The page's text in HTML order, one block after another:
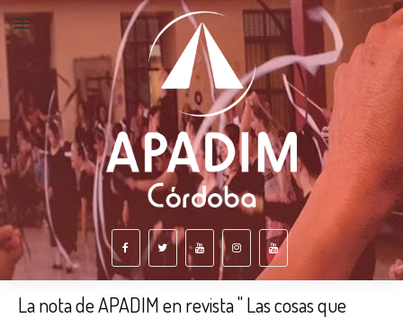
La nota de APADIM en revista " Las cosas que